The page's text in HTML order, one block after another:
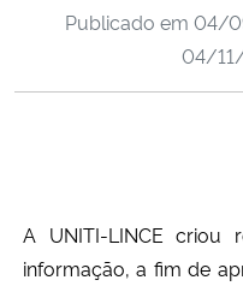
Ministério da Cidadania
Ministério do Meio Ambiente
Publicado em 04/
04/
A UNITI-LINCE criou
informação, a fim de